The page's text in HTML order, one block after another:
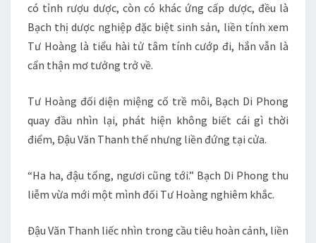
có tỉnh rượu dược, còn có khác ứng cấp dược, đều là
Bạch thị dược nghiệp đặc biệt sinh sản, liền tính xem
Tư Hoàng là tiểu hài tử tâm tính cướp đi, hắn vẫn là
cẩn thận mơ tưởng trở về.
Tư Hoàng đối diện miệng cố trề môi, Bạch Di Phong
quay đầu nhìn lại, phát hiện không biết cái gì thời
điểm, Đậu Văn Thanh thế nhưng liền đứng tại cửa.
“Ha ha, đậu tổng, ngươi cũng tới.” Bạch Di Phong thu
liễm vừa mới một mình đối Tư Hoàng nghiêm khắc.
Đậu Văn Thanh liếc nhìn trong cầu tiêu hoàn cảnh, liền